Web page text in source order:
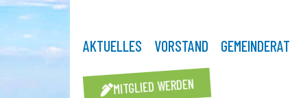
AKTUELLES VORSTAND GEMEINDERAT
MITGLIED WERDEN